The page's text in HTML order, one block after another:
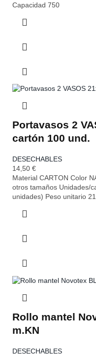
Capacidad 750
Portavasos 2
cartón 100 und.
DESECHABLES
14,50 €
Material CARTON Color
otros tamaños Unidades/
unidades) Peso unitario
Rollo mantel
m.KN
DESECHABLES